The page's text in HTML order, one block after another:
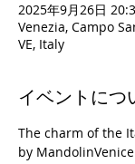
2025年9月26日
Venezia, Campo
VE, Italy
イベントにつ
The charm of the
by